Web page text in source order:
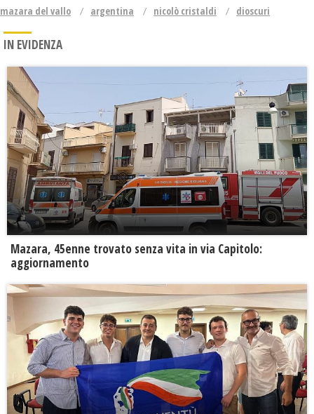
mazara del vallo argentina nicolò cristaldi dioscuri
IN EVIDENZA
Mazara, 45enne trovato senza vita in via Capitolo:
aggiornamento